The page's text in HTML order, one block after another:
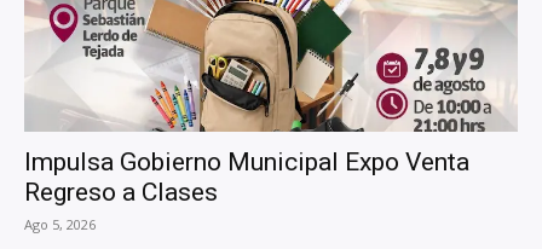
Impulsa Gobierno Municipal Expo Venta
Regreso a Clases
Ago 5, 2026